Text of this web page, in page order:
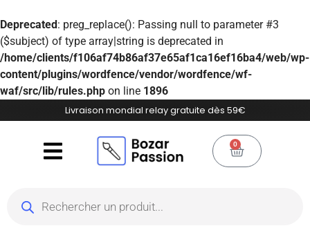
Deprecated: preg_replace(): Passing null to parameter #3
($subject) of type array|string is deprecated in
/home/clients/f106af74b86af37e65af1ca16ef16ba4/web/wp-
content/plugins/wordfence/vendor/wordfence/wf-
waf/src/lib/rules.php on line 1896
Livraison mondial relay gratuite dès 59€
0